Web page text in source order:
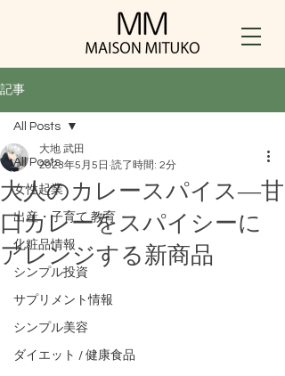
記事
All Posts
女性起業
出産・子育て ​教育
化粧品情報
シンプル投資
サプリメント情報
シンプル美容
ダイエット / 健康食品
All Posts
大人のカレースパイス―甘
口カレーをスパイシーに
アレンジする新商品
大地 武田
2023年5月5日 読了時間: 2分